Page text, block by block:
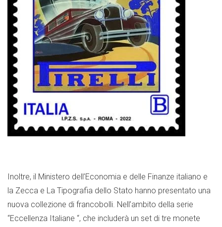
Inoltre, il Ministero dell’Economia e delle Finanze italiano e
la Zecca e La Tipografia dello Stato hanno presentato una
nuova collezione di francobolli. Nell’ambito della serie
“Eccellenza Italiane “, che includerà un set di tre monete